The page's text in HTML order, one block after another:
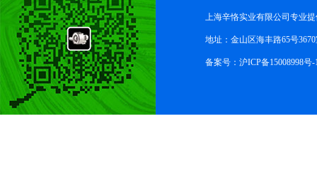
上海辛恪实业有限公司专业
地址：金山区海丰路65号
备案号： 沪ICP备15008998号-